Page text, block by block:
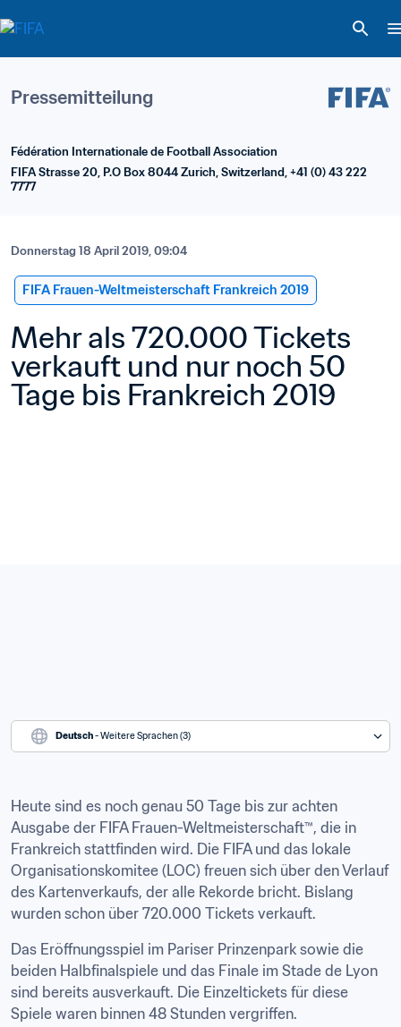
Pressemitteilung
Fédération Internationale de Football Association
FIFA Strasse 20, P.O Box 8044 Zurich, Switzerland, +41 (0) 43 222
7777
Donnerstag 18 April 2019, 09:04
FIFA Frauen-Weltmeisterschaft Frankreich 2019
Mehr als 720.000 Tickets
verkauft und nur noch 50
Tage bis Frankreich 2019
Deutsch - Weitere Sprachen (3)
Heute sind es noch genau 50 Tage bis zur achten
Ausgabe der FIFA Frauen-Weltmeisterschaft™, die in
Frankreich stattfinden wird. Die FIFA und das lokale
Organisationskomitee (LOC) freuen sich über den Verlauf
des Kartenverkaufs, der alle Rekorde bricht. Bislang
wurden schon über 720.000 Tickets verkauft.
Das Eröffnungsspiel im Pariser Prinzenpark sowie die
beiden Halbfinalspiele und das Finale im Stade de Lyon
sind bereits ausverkauft. Die Einzeltickets für diese
Spiele waren binnen 48 Stunden vergriffen.